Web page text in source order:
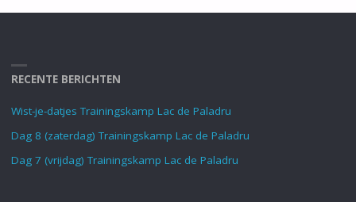
RECENTE BERICHTEN
Wist-je-datjes Trainingskamp Lac de Paladru
Dag 8 (zaterdag) Trainingskamp Lac de Paladru
Dag 7 (vrijdag) Trainingskamp Lac de Paladru